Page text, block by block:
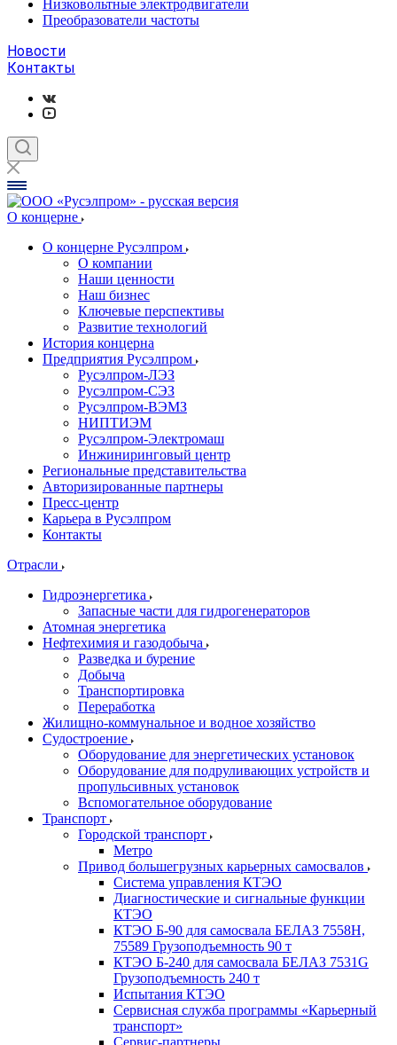
Низковольтные электродвигатели
Преобразователи частоты
Новости
Контакты
О концерне
О концерне Русэлпром
О компании
Наши ценности
Наш бизнес
Ключевые перспективы
Развитие технологий
История концерна
Предприятия Русэлпром
Русэлпром-ЛЭЗ
Русэлпром-СЭЗ
Русэлпром-ВЭМЗ
НИПТИЭМ
Русэлпром-Электромаш
Инжиниринговый центр
Региональные представительства
Авторизированные партнеры
Пресс-центр
Карьера в Русэлпром
Контакты
Отрасли
Гидроэнергетика
Запасные части для гидрогенераторов
Атомная энергетика
Нефтехимия и газодобыча
Разведка и бурение
Добыча
Транспортировка
Переработка
Жилищно-коммунальное и водное хозяйство
Судостроение
Оборудование для энергетических установок
Оборудование для подруливающих устройств и
пропульсивных установок
Вспомогательное оборудование
Транспорт
Городской транспорт
Метро
Привод большегрузных карьерных самосвалов
Система управления КТЭО
Диагностические и сигнальные функции
КТЭО
КТЭО Б-90 для самосвала БЕЛАЗ 7558H,
75589 Грузоподъемность 90 т
КТЭО Б-240 для самосвала БЕЛАЗ 7531G
Грузоподъемность 240 т
Испытания КТЭО
Сервисная служба программы «Карьерный
транспорт»
Сервис-партнеры